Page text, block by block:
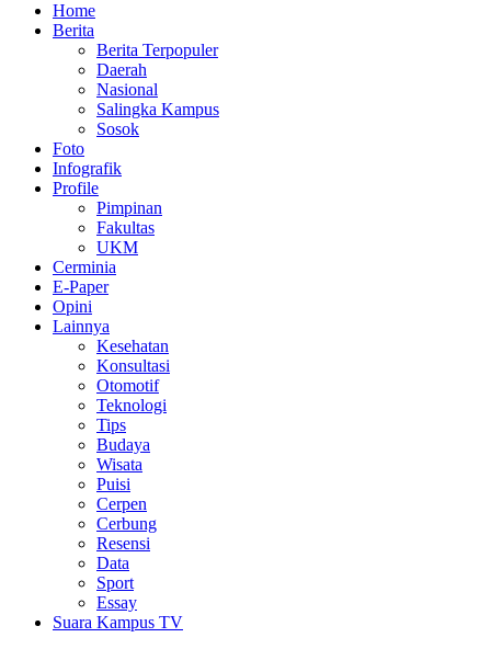
Home
Berita
Berita Terpopuler
Daerah
Nasional
Salingka Kampus
Sosok
Foto
Infografik
Profile
Pimpinan
Fakultas
UKM
Cerminia
E-Paper
Opini
Lainnya
Kesehatan
Konsultasi
Otomotif
Teknologi
Tips
Budaya
Wisata
Puisi
Cerpen
Cerbung
Resensi
Data
Sport
Essay
Suara Kampus TV